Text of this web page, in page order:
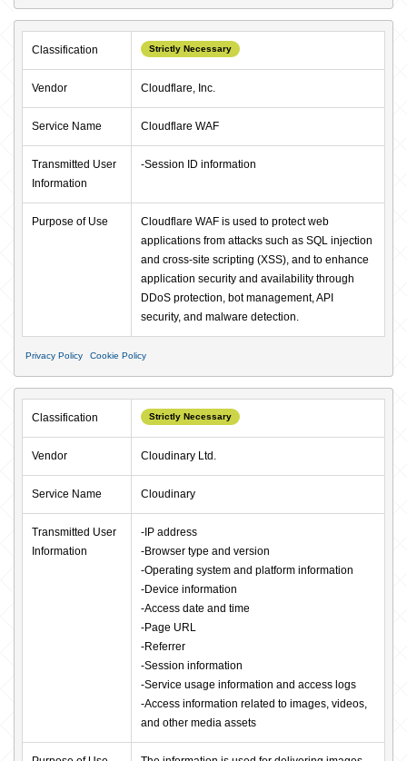
Classification Strictly Necessary
Vendor Cloudflare, Inc.
Service Name Cloudflare WAF
Transmitted User
Information
-Session ID information
Purpose of Use
Cloudflare WAF is used to protect web
applications from attacks such as SQL injection
and cross-site scripting (XSS), and to enhance
application security and availability through
DDoS protection, bot management, API
security, and malware detection.
Privacy Policy Cookie Policy
Classification Strictly Necessary
Vendor Cloudinary Ltd.
Service Name Cloudinary
Transmitted User
Information
-IP address
-Browser type and version
-Operating system and platform information
-Device information
-Access date and time
-Page URL
-Referrer
-Session information
-Service usage information and access logs
-Access information related to images, videos,
and other media assets